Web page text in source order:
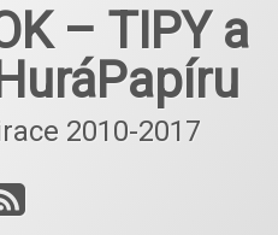
– TIPY a
2010-2017
RSS